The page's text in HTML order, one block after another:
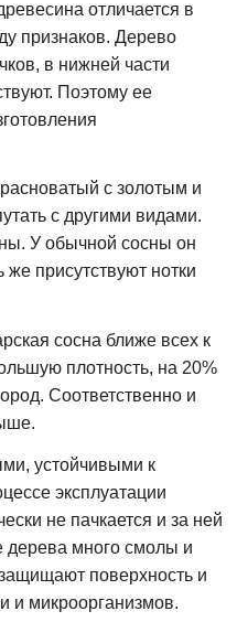
отличается в
признаков. Дерево
в нижней части
Поэтому ее
с золотым и
с другими видами.
У обычной сосны он
присутствуют нотки
сосна ближе всех к
плотность, на 20%
Соответственно и
устойчивыми к
эксплуатации
не пачкается и за ней
дерева много смолы и
поверхность и
и микроорганизмов.